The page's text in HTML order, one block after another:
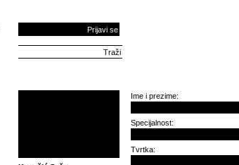
Prijavi se
Ime i prezime:
Specijalnost:
Tvrtka: